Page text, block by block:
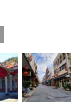
，廁所有乾濕分
當舒服，很值得推